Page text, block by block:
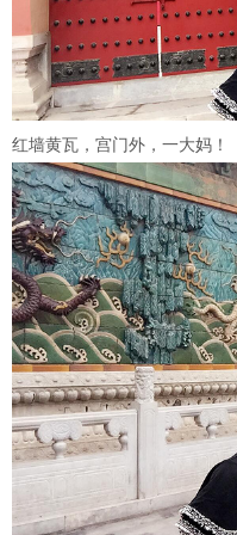
红墙黄瓦，宫门外，一大妈！